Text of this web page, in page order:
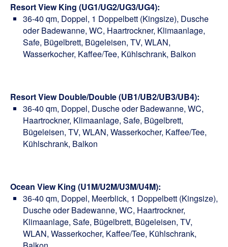
Resort View King (UG1/UG2/UG3/UG4):
36-40 qm, Doppel, 1 Doppelbett (Kingsize), Dusche
oder Badewanne, WC, Haartrockner, Klimaanlage,
Safe, Bügelbrett, Bügeleisen, TV, WLAN,
Wasserkocher, Kaffee/Tee, Kühlschrank, Balkon
Resort View Double/Double (UB1/UB2/UB3/UB4):
36-40 qm, Doppel, Dusche oder Badewanne, WC,
Haartrockner, Klimaanlage, Safe, Bügelbrett,
Bügeleisen, TV, WLAN, Wasserkocher, Kaffee/Tee,
Kühlschrank, Balkon
Ocean View King (U1M/U2M/U3M/U4M):
36-40 qm, Doppel, Meerblick, 1 Doppelbett (Kingsize),
Dusche oder Badewanne, WC, Haartrockner,
Klimaanlage, Safe, Bügelbrett, Bügeleisen, TV,
WLAN, Wasserkocher, Kaffee/Tee, Kühlschrank,